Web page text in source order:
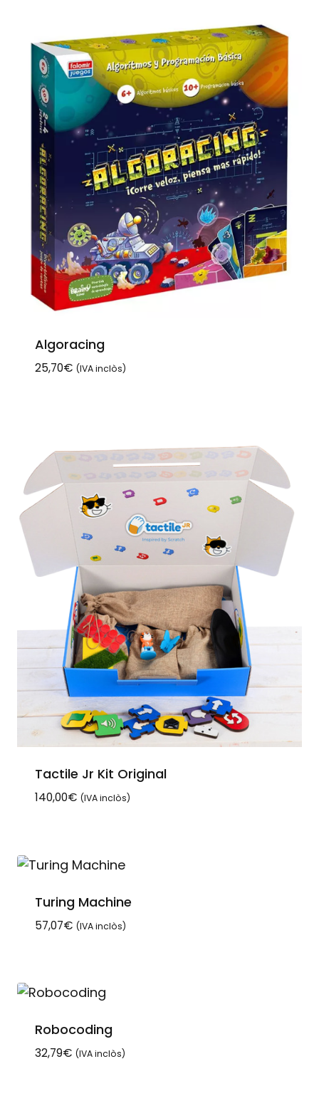
Algoracing
25,70€ (IVA inclòs)
Tactile Jr Kit Original
140,00€ (IVA inclòs)
Turing Machine
57,07€ (IVA inclòs)
Robocoding
32,79€ (IVA inclòs)